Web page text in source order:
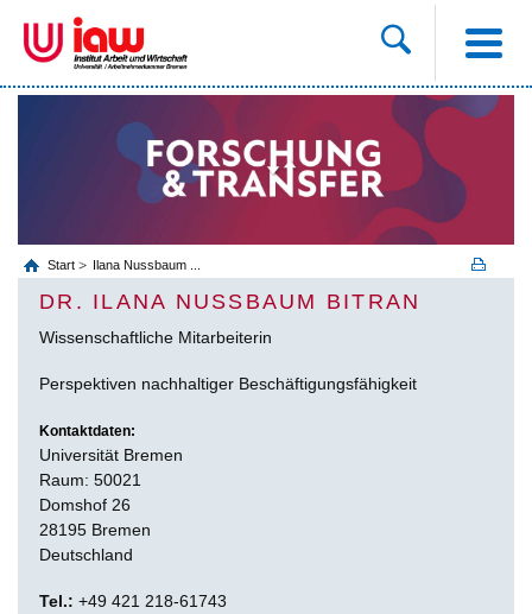
Start Ilana Nussbaum ...
DR. ILANA NUSSBAUM BITRAN
Wissenschaftliche Mitarbeiterin
Perspektiven nachhaltiger Beschäftigungsfähigkeit
Kontaktdaten:
Universität Bremen
Raum: 50021
Domshof 26
28195 Bremen
Deutschland
Tel.: +49 421 218-61743